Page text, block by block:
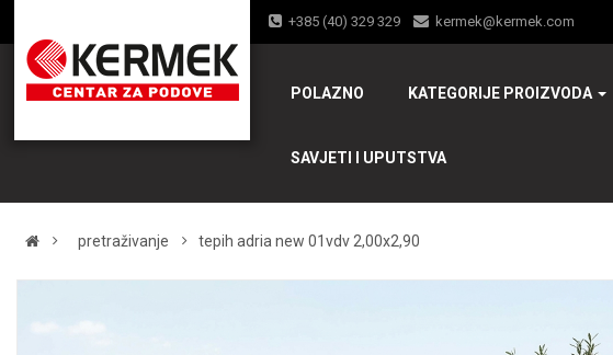
+385 (40) 329 329 kermek@kermek.com
POLAZNO KATEGORIJE PROIZVODA
SAVJETI I UPUTSTVA
pretraživanje tepih adria new 01vdv 2,00x2,90